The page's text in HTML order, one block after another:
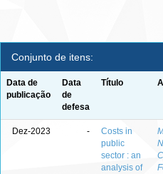
Conjunto de itens:
Data de
publicação
Data
de
defesa
Título
Dez-2023 -
Costs in
public
sector : an
analysis of